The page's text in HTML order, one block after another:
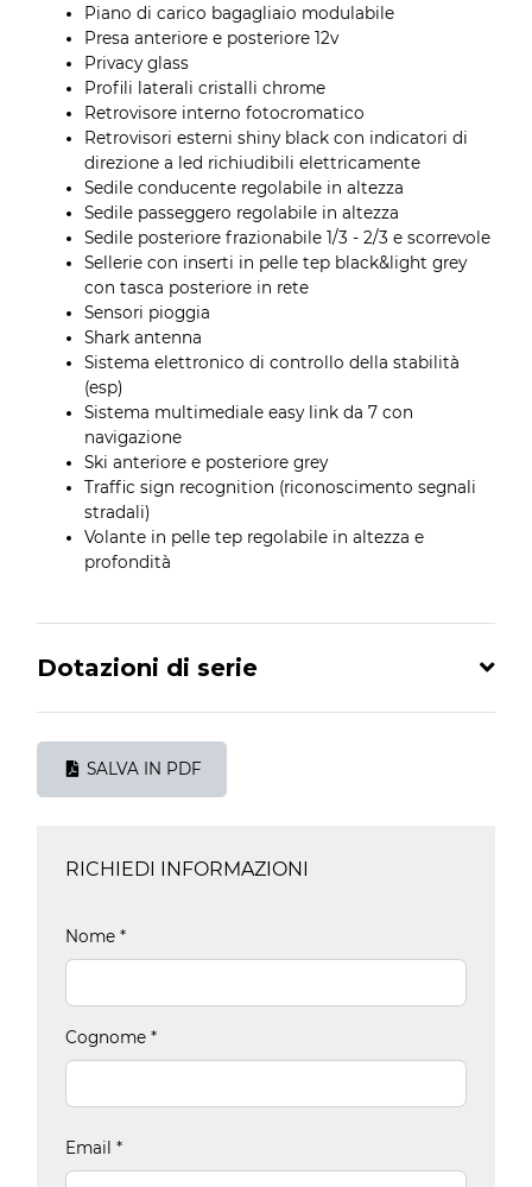
Piano di carico bagagliaio modulabile
Presa anteriore e posteriore 12v
Privacy glass
Profili laterali cristalli chrome
Retrovisore interno fotocromatico
Retrovisori esterni shiny black con indicatori di
direzione a led richiudibili elettricamente
Sedile conducente regolabile in altezza
Sedile passeggero regolabile in altezza
Sedile posteriore frazionabile 1/3 - 2/3 e scorrevole
Sellerie con inserti in pelle tep black&light grey
con tasca posteriore in rete
Sensori pioggia
Shark antenna
Sistema elettronico di controllo della stabilità
(esp)
Sistema multimediale easy link da 7 con
navigazione
Ski anteriore e posteriore grey
Traffic sign recognition (riconoscimento segnali
stradali)
Volante in pelle tep regolabile in altezza e
profondità
Dotazioni di serie
SALVA IN PDF
RICHIEDI INFORMAZIONI
Nome *
Cognome *
Email *